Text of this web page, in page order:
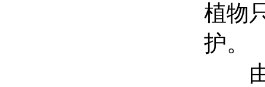
植物
护。
由